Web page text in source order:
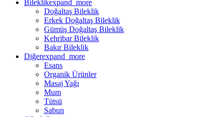
Bileklikexpand_more
Doğaltaş Bileklik
Erkek Doğaltaş Bileklik
Gümüş Doğaltaş Bileklik
Kehribar Bileklik
Bakır Bileklik
Diğerexpand_more
Esans
Organik Ürünler
Masaj Yağı
Mum
Tütsü
Sabun